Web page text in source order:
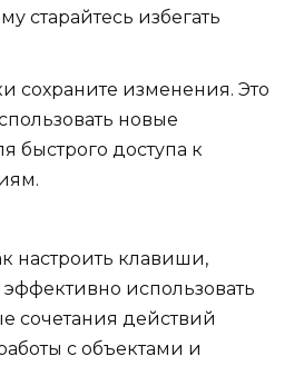
старайтесь избегать
сохраните изменения. Это
новые
быстрого доступа к
настроить клавиши,
использовать
сочетания действий
с объектами и